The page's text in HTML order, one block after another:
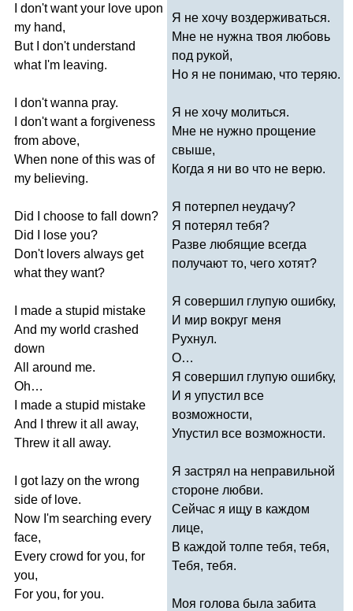
don't want your love upon
my hand,
But
don't understand
what I'm leaving.
don't wanna pray.
don't want a forgiveness
from above,
When none of this was of
my believing.
Did choose to fall down?
Did
lose you?
Don't lovers always get
what they want?
made a stupid mistake
And my world crashed
down
All
around me.
Oh…
made a stupid mistake
And
threw it all away,
Threw it all away.
got lazy on the wrong
side of love.
Now I'm searching every
face,
Every crowd for you, for
you,
For you, for you.
Я не хочу воздерживаться.
Мне не нужна твоя любовь
под рукой,
Но я не понимаю, что теряю.
Я не хочу молиться.
Мне не нужно прощение
свыше,
Когда я ни во что не верю.
Я потерпел неудачу?
Я потерял тебя?
Разве любящие всегда
получают то, чего хотят?
Я совершил глупую ошибку,
И мир вокруг меня
Рухнул.
О…
Я совершил глупую ошибку,
И я упустил все
возможности,
Упустил все возможности.
Я застрял на неправильной
стороне любви.
Сейчас я ищу в каждом
лице,
В каждой толпе тебя, тебя,
Тебя, тебя.
Моя голова была забита